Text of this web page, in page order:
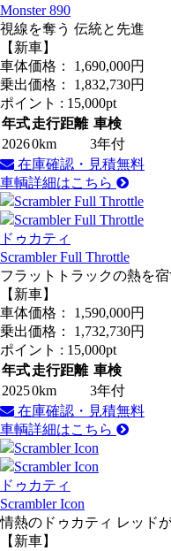
Monster 890
視線を奪う 伝統と先進
【新車】
車体価格： 1,690,000円
乗出価格： 1,832,730円
ポイント : 15,000pt
年式走行距離 車検
20260km
3年付
在庫確認・見積無料
車輌詳細はこちら
ドゥカティ
Scrambler Full Throttle
フラットトラックの熱を宿
【新車】
車体価格： 1,590,000円
乗出価格： 1,732,730円
ポイント : 15,000pt
年式走行距離 車検
20250km
3年付
在庫確認・見積無料
車輌詳細はこちら
ドゥカティ
Scrambler Icon
情熱のドゥカティ レッド
【新車】